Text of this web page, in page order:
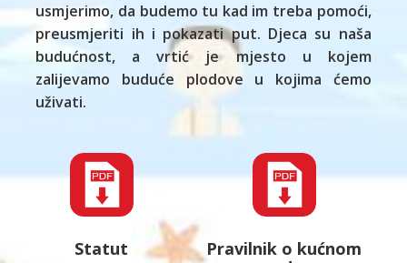
usmjerimo, da budemo tu kad im treba pomoći,
preusmjeriti ih i pokazati put. Djeca su naša
budućnost, a vrtić je mjesto u kojem
zalijevamo buduće plodove u kojima ćemo
uživati.
Statut
Pravilnik o kućnom